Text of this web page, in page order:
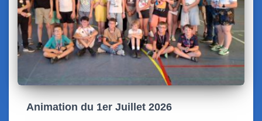
Animation du 1er Juillet 2026